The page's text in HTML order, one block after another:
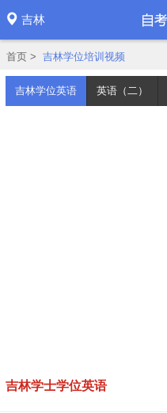
吉林
首页 > 吉林学位培训视频
吉林学位英语 英语（二）
吉林学士学位英语